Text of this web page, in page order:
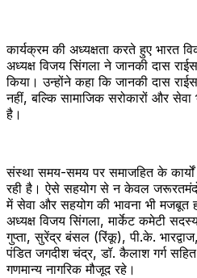
कार्यक्रम की अध्यक्षता करते हुए भारत
अध्यक्ष विजय सिंगला ने जानकी दास
किया। उन्होंने कहा कि जानकी दास
नहीं, बल्कि सामाजिक सरोकारों और
है।
संस्था समय-समय पर समाजहित के कार्यों
रही है। ऐसे सहयोग से न केवल
में सेवा और सहयोग की भावना भी मजबूत
अध्यक्ष विजय सिंगला, मार्केट कमेटी
गुप्ता, सुरेंद्र बंसल (रिंकू), पी.के.
पंडित जगदीश चंद्र, डॉ. कैलाश गर्ग
गणमान्य नागरिक मौजूद रहे।